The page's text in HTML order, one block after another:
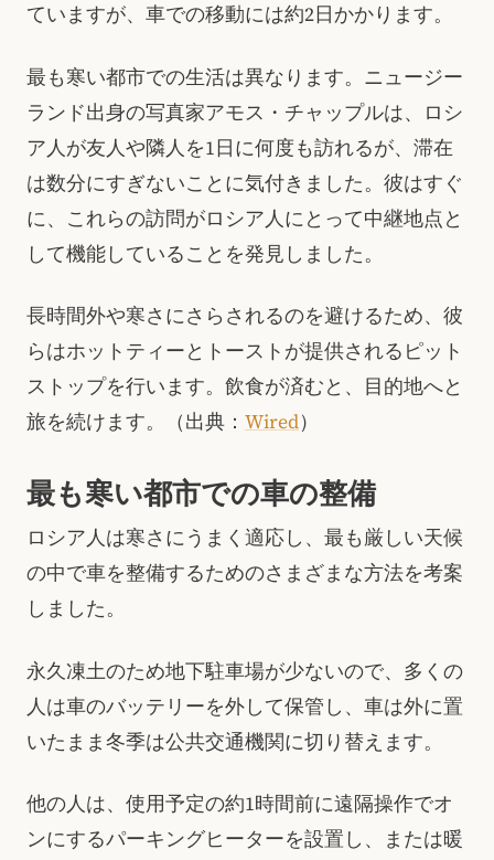
ていますが、車での移動には約2日かかります。
最も寒い都市での生活は異なります。ニュージー
ランド出身の写真家アモス・チャップルは、ロシ
ア人が友人や隣人を1日に何度も訪れるが、滞在
は数分にすぎないことに気付きました。彼はすぐ
に、これらの訪問がロシア人にとって中継地点と
して機能していることを発見しました。
長時間外や寒さにさらされるのを避けるため、彼
らはホットティーとトーストが提供されるピット
ストップを行います。飲食が済むと、目的地へと
旅を続けます。（出典： Wired）
最も寒い都市での車の整備
ロシア人は寒さにうまく適応し、最も厳しい天候
の中で車を整備するためのさまざまな方法を考案
しました。
永久凍土のため地下駐車場が少ないので、多くの
人は車のバッテリーを外して保管し、車は外に置
いたまま冬季は公共交通機関に切り替えます。
他の人は、使用予定の約1時間前に遠隔操作でオ
ンにするパーキングヒーターを設置し、または暖